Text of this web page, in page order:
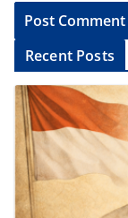
l
a
Recent Posts